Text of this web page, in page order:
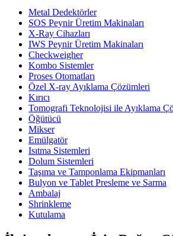
Metal Dedektörler
SOS Peynir Üretim Makinaları
X-Ray Cihazları
IWS Peynir Üretim Makinaları
Checkweigher
Kombo Sistemler
Proses Otomatları
Özel X-ray Ayıklama Çözümleri
Kırıcı
Tomografi Teknolojisi ile Ayıklama
Öğütücü
Mikser
Emülgatör
Isıtma Sistemleri
Dolum Sistemleri
Taşıma ve Tamponlama Ekipmanları
Bulyon ve Tablet Presleme ve Sarma
Ambalaj
Shrinkleme
Kutulama